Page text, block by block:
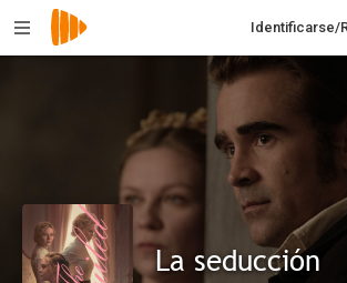
Identificarse/
La seducción